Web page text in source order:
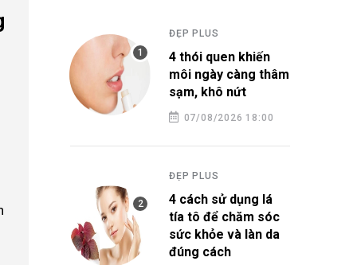
ĐẸP PLUS
4 thói quen khiến
môi ngày càng thâm
sạm, khô nứt
07/08/2026 18:00
ĐẸP PLUS
4 cách sử dụng lá
tía tô để chăm sóc
sức khỏe và làn da
đúng cách